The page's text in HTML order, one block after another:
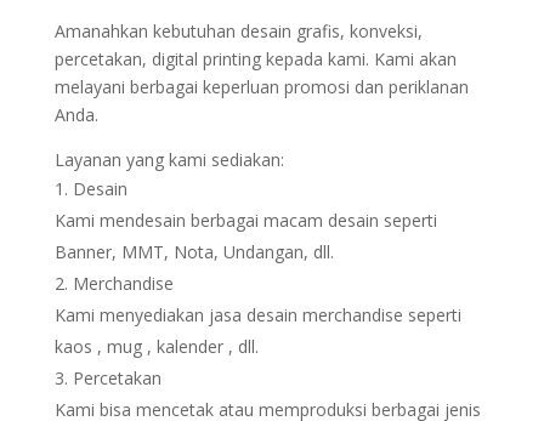
Amanahkan kebutuhan desain grafis, konveksi,
percetakan, digital printing kepada kami. Kami akan
melayani berbagai keperluan promosi dan periklanan
Anda.
Layanan yang kami sediakan:
Desain
Kami mendesain berbagai macam desain seperti
Banner, MMT, Nota, Undangan, dll.
Merchandise
Kami menyediakan jasa desain merchandise seperti
kaos , mug , kalender , dll.
Percetakan
Kami bisa mencetak atau memproduksi berbagai jenis